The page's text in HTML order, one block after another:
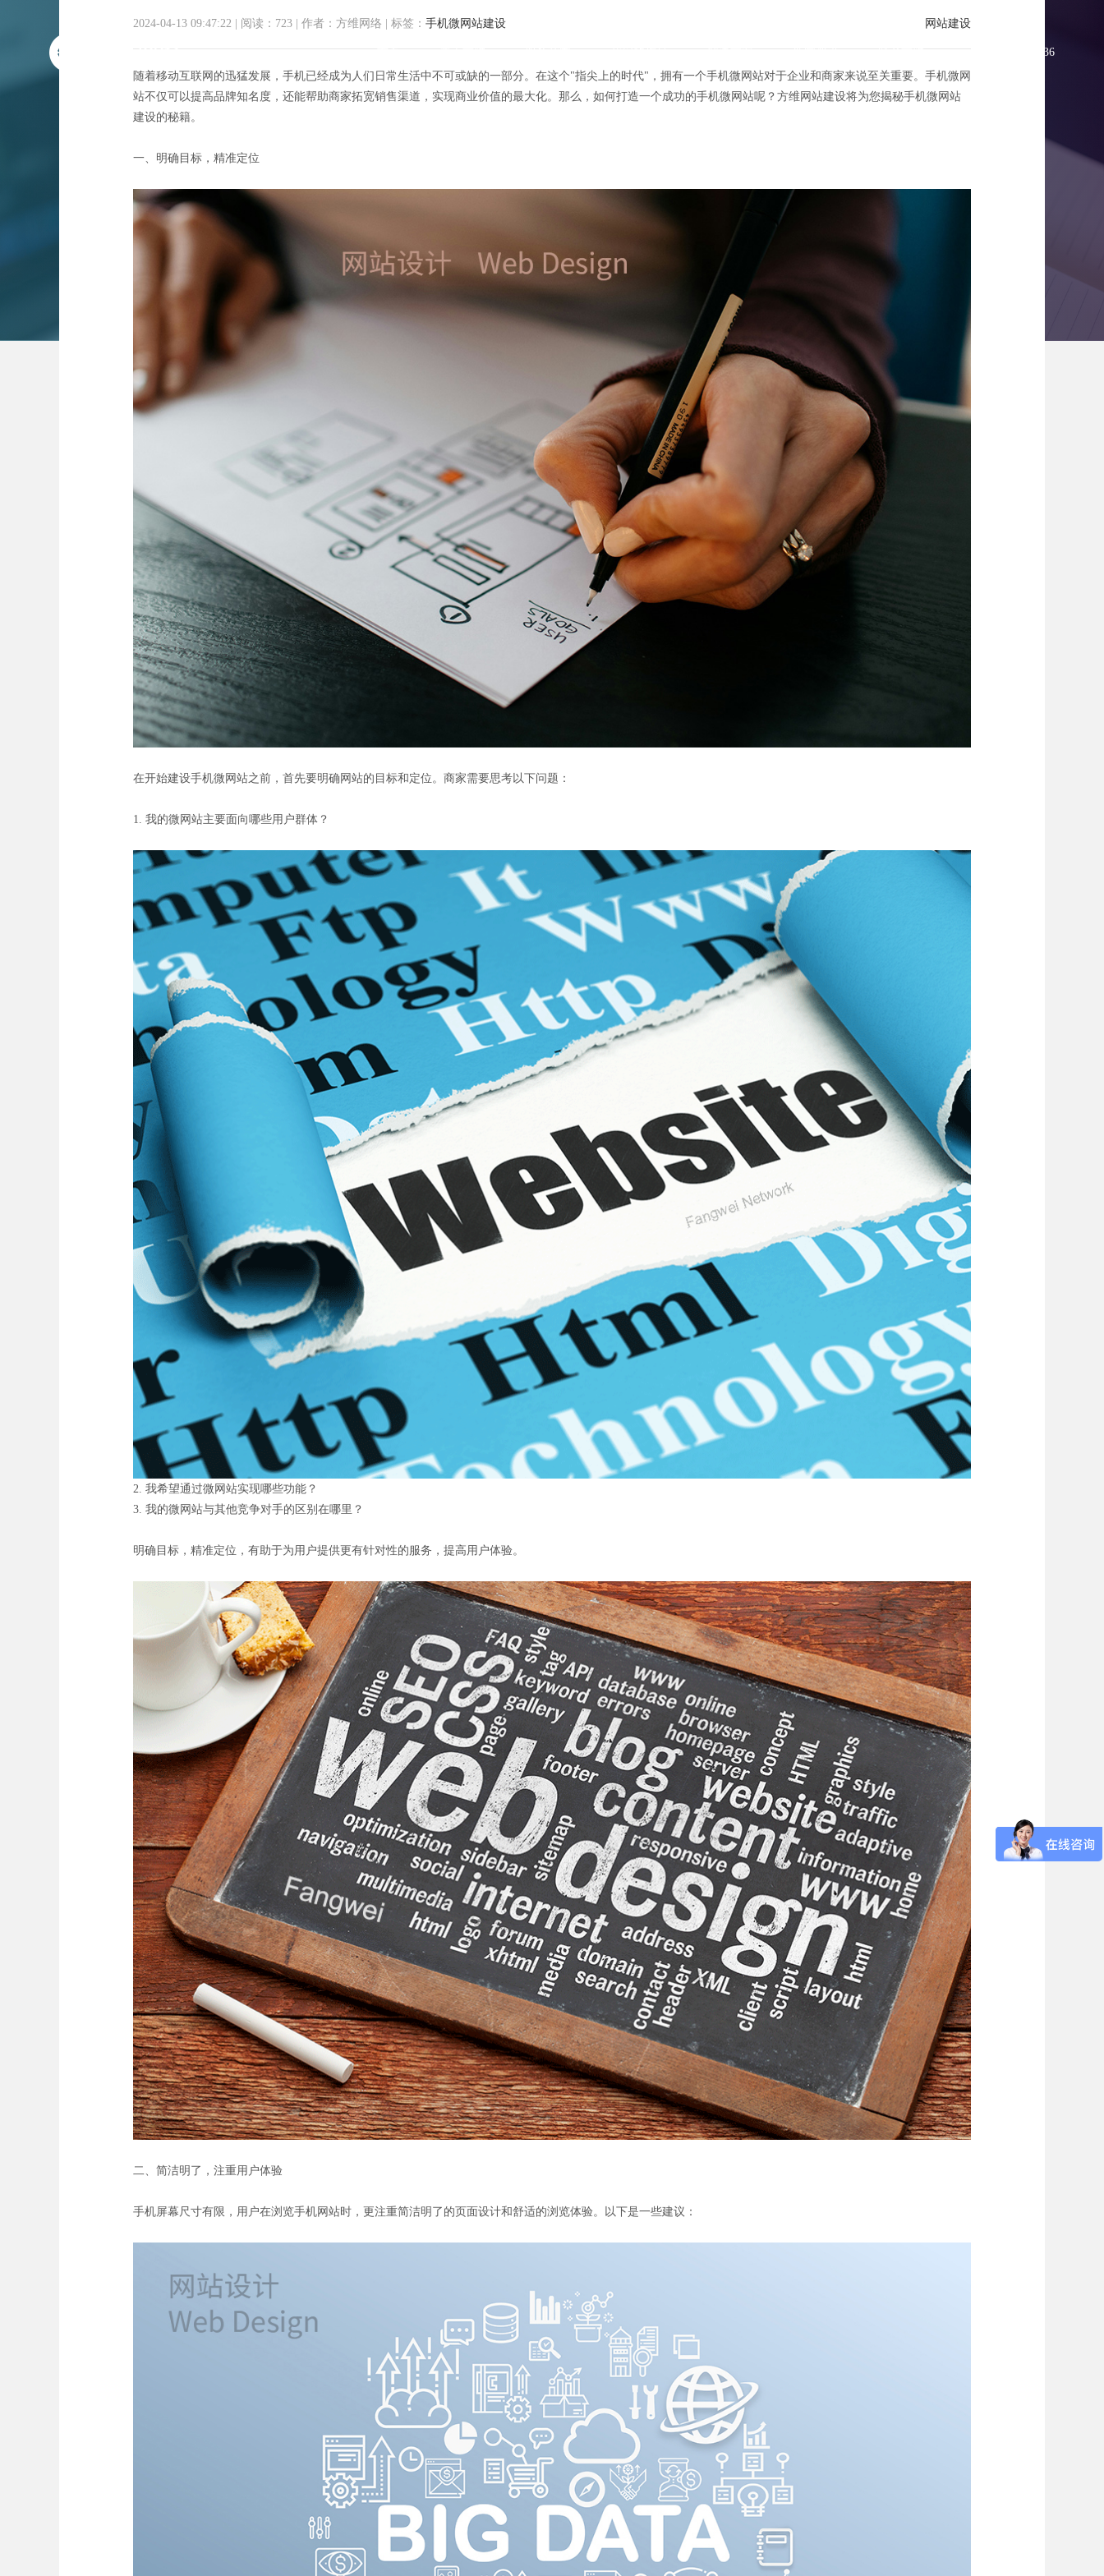
首页 关于方维 服务范围 我们的作品 解决方案 新闻资讯 联系方维 0755-83896336
指尖上的商业帝国：揭秘手机微网站建设秘籍
网站建设
2024-04-13 09:47:22 阅读：723 作者：方维网络 标签： 手机微网站建设
随着移动互联网的迅猛发展，手机已经成为人们日常生活中不可或缺的一部分。在这个"指尖上的时代"，拥有一个手机微网站对于企业和商家来说至关重要。手机微网
站不仅可以提高品牌知名度，还能帮助商家拓宽销售渠道，实现商业价值的最大化。那么，如何打造一个成功的手机微网站呢？方维网站建设将为您揭秘手机微网站
建设的秘籍。
一、明确目标，精准定位
在开始建设手机微网站之前，首先要明确网站的目标和定位。商家需要思考以下问题：
1. 我的微网站主要面向哪些用户群体？
2. 我希望通过微网站实现哪些功能？
3. 我的微网站与其他竞争对手的区别在哪里？
明确目标，精准定位，有助于为用户提供更有针对性的服务，提高用户体验。
二、简洁明了，注重用户体验
手机屏幕尺寸有限，用户在浏览手机网站时，更注重简洁明了的页面设计和舒适的浏览体验。以下是一些建议：